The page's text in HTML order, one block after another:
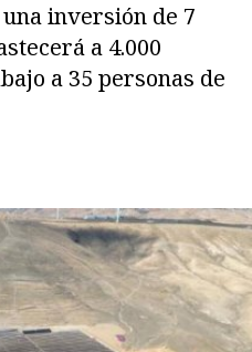
inversión de 7
a 4.000
a 35 personas de